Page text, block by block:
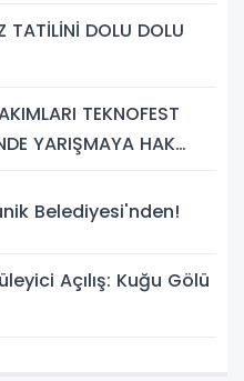
TATİLİNİ DOLU DOLU
TEKNOFEST
YARIŞMAYA HAK
Belediyesi'nden!
Açılış: Kuğu Gölü